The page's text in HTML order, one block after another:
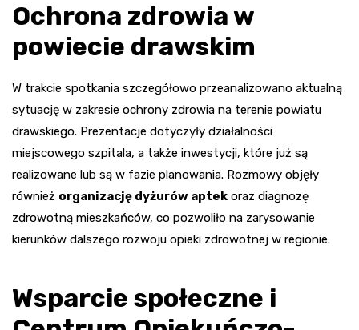
Ochrona zdrowia w
powiecie drawskim
W trakcie spotkania szczegółowo przeanalizowano aktualną
sytuację w zakresie ochrony zdrowia na terenie powiatu
drawskiego. Prezentacje dotyczyły działalności
miejscowego szpitala, a także inwestycji, które już są
realizowane lub są w fazie planowania. Rozmowy objęły
również organizację dyżurów aptek oraz diagnozę
zdrowotną mieszkańców, co pozwoliło na zarysowanie
kierunków dalszego rozwoju opieki zdrowotnej w regionie.
Wsparcie społeczne i